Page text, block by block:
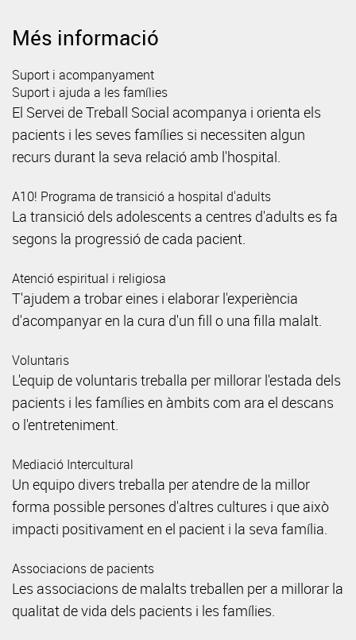
Més informació
Suport i acompanyament
Suport i ajuda a les famílies
El Servei de Treball Social acompanya i orienta els
pacients i les seves famílies si necessiten algun
recurs durant la seva relació amb l'hospital.
A10! Programa de transició a hospital d'adults
La transició dels adolescents a centres d'adults es fa
segons la progressió de cada pacient.
Atenció espiritual i religiosa
T'ajudem a trobar eines i elaborar l'experiència
d'acompanyar en la cura d'un fill o una filla malalt.
Voluntaris
L'equip de voluntaris treballa per millorar l'estada dels
pacients i les famílies en àmbits com ara el descans
o l'entreteniment.
Mediació Intercultural
Un equipo divers treballa per atendre de la millor
forma possible persones d'altres cultures i que això
impacti positivament en el pacient i la seva família.
Associacions de pacients
Les associacions de malalts treballen per a millorar la
qualitat de vida dels pacients i les famílies.